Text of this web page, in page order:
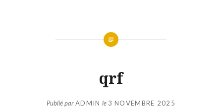
qrf
Publié parADMIN le 3 NOVEMBRE 2025